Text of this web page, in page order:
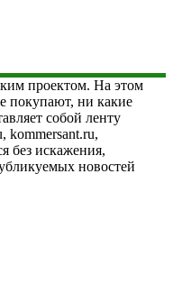
проектом. На этом
покупают, ни какие
собой ленту
kommersant.ru,
без искажения,
новостей